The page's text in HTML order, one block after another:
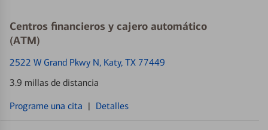
Centros financieros y cajero automático
(ATM)
2522 W Grand Pkwy N, Katy, TX 77449
3.9 millas de distancia
Programe una cita | Detalles